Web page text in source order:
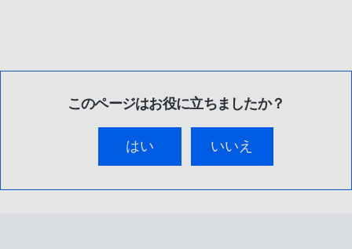
このページはお役に立ちましたか？
はい いいえ